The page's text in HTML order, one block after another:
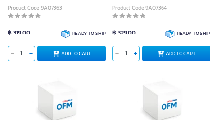
Product Code 9A07363
฿ 319.00 READY TO SHIP
ADD TO CART
Product Code 9A07364
฿ 329.00 READY TO SHIP
ADD TO CART